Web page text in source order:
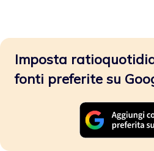
Imposta
fonti preferite su